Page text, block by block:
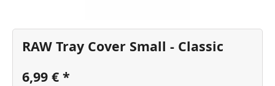
RAW Tray Cover Small - Classic
6,99 €